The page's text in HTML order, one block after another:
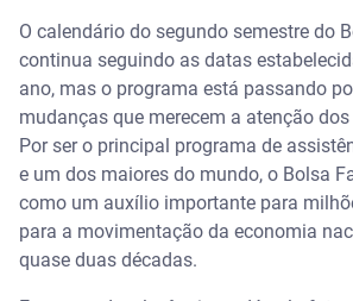
O calendário do segundo semestre do
continua seguindo as datas
ano, mas o programa está passando
mudanças que merecem a atenção
Por ser o principal programa de
e um dos maiores do mundo, o Bolsa
como um auxílio importante para
para a movimentação da economia
quase duas décadas.